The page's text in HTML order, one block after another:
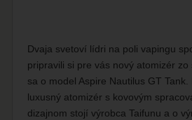
Dvaja svetoví lídri na poli vapingu
pripravili si pre vás nový atomizér
sa o model Aspire Nautilus GT
luxusný atomizér s kovovým
dizajnom stojí výrobca Taifunu a o